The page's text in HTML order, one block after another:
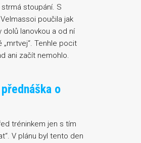
stoupání. S
poučila jak
lanovkou a od ní
Tenhle pocit
ani začít nemohlo.
o
tréninkem jen s tím
V plánu byl tento den